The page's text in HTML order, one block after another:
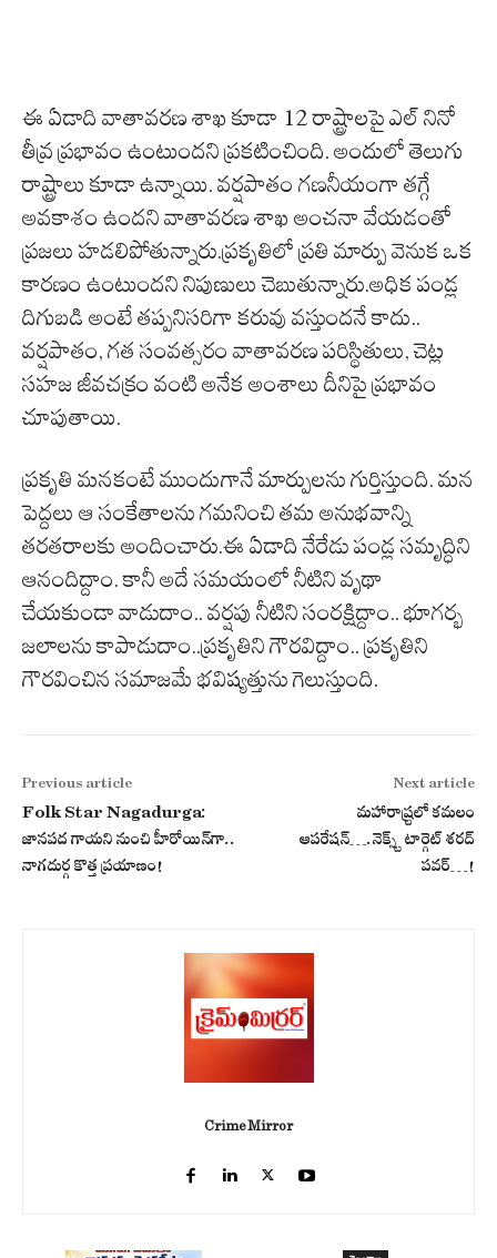
ఈ ఏడాది వాతావరణ శాఖ కూడా 12 రాష్ట్రాలపై ఎల్ నినో
తీవ్ర ప్రభావం ఉంటుందని ప్రకటించింది. అందులో తెలుగు
రాష్ట్రాలు కూడా ఉన్నాయి. వర్షపాతం గణనీయంగా తగ్గే
అవకాశం ఉందని వాతావరణ శాఖ అంచనా వేయడంతో
ప్రజలు హడలిపోతున్నారు.ప్రకృతిలో ప్రతి మార్పు వెనుక ఒక
కారణం ఉంటుందని నిపుణులు చెబుతున్నారు.అధిక పండ్ల
దిగుబడి అంటే తప్పనిసరిగా కరువు వస్తుందనే కాదు..
వర్షపాతం, గత సంవత్సరం వాతావరణ పరిస్థితులు, చెట్ల
సహజ జీవచక్రం వంటి అనేక అంశాలు దీనిపై ప్రభావం
చూపుతాయి.
ప్రకృతి మనకంటే ముందుగానే మార్పులను గుర్తిస్తుంది. మన
పెద్దలు ఆ సంకేతాలను గమనించి తమ అనుభవాన్ని
తరతరాలకు అందించారు.ఈ ఏడాది నేరేడు పండ్ల సమృద్ధిని
ఆనందిద్దాం. కానీ అదే సమయంలో నీటిని వృథా
చేయకుండా వాడుదాం.. వర్షపు నీటిని సంరక్షిద్దాం.. భూగర్భ
జలాలను కాపాడుదాం..ప్రకృతిని గౌరవిద్దాం.. ప్రకృతిని
గౌరవించిన సమాజమే భవిష్యత్తును గెలుస్తుంది.
Previous article
Folk Star Nagadurga:
జానపద గాయని నుంచి హీరోయిన్‌గా..
నాగదుర్గ కొత్త ప్రయాణం!
Next article
మ‌హారాష్ర్టలో క‌మ‌లం
ఆప‌రేష‌న్‌….నెక్స్ట్ టార్గెట్ శరద్
పవర్…!
Crime Mirror